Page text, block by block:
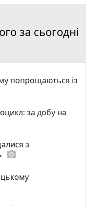
за сьогодні
попрощаються із
за добу на
з
photo_camera